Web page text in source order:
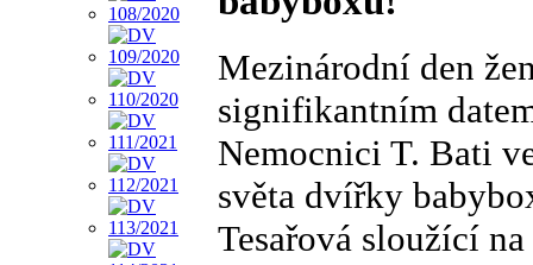
Mezinárodní den
signifikantním
Nemocnici T. Bati
světa dvířky
Tesařová sloužící